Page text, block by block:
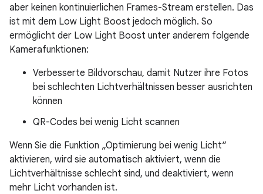
aber keinen kontinuierlichen Frames-Stream erstellen. Das
ist mit dem Low Light Boost jedoch möglich. So
ermöglicht der Low Light Boost unter anderem folgende
Kamerafunktionen:
Verbesserte Bildvorschau, damit Nutzer ihre Fotos
bei schlechten Lichtverhältnissen besser ausrichten
können
QR-Codes bei wenig Licht scannen
Wenn Sie die Funktion „Optimierung bei wenig Licht“
aktivieren, wird sie automatisch aktiviert, wenn die
Lichtverhältnisse schlecht sind, und deaktiviert, wenn
mehr Licht vorhanden ist.